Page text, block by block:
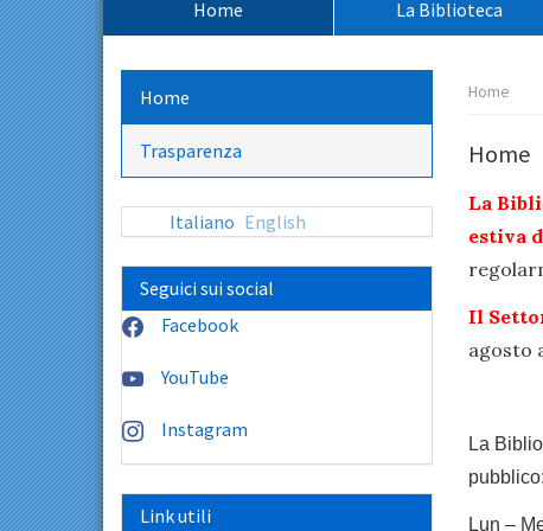
principale:
Home La Biblioteca
Percorso
Home
Home
La
estiva
Il
agosto
La
pubblico:
Lun –
Home
Trasparenza
Italiano English
Seguici sui social
Facebook
YouTube
Instagram
Link utili